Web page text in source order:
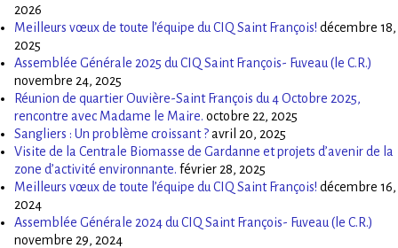
2026
Meilleurs vœux de toute l’équipe du CIQ Saint François! décembre 18,
2025
Assemblée Générale 2025 du CIQ Saint François- Fuveau (le C.R.)
novembre 24, 2025
Réunion de quartier Ouvière-Saint François du 4 Octobre 2025,
rencontre avec Madame le Maire. octobre 22, 2025
Sangliers : Un problème croissant ?avril 20, 2025
Visite de la Centrale Biomasse de Gardanne et projets d’avenir de la
zone d’activité environnante. février 28, 2025
Meilleurs vœux de toute l’équipe du CIQ Saint François! décembre 16,
2024
Assemblée Générale 2024 du CIQ Saint François- Fuveau (le C.R.)
novembre 29, 2024